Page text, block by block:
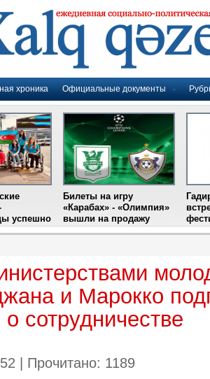
хроника Официальные документы
успешно
III
Билеты на игру
«Карабах» - «Олимпия»
вышли на продажу
и Марокко
сотрудничестве
| Прочитано: 1189